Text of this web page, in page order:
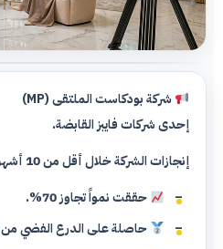
شركة بودكاست الملتقى (MP)
إحدى شركات فايبز القابضة.
إنجازات الشركة خلال أقل من 10 أشهر:
حققت نمواً تجاوز 70%.
حاصلة على الدرع الفضي من YouTube.